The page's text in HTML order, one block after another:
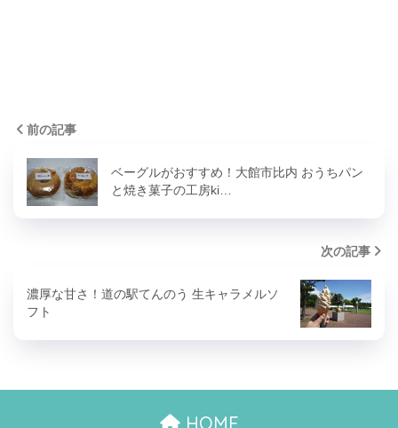
前の記事
ベーグルがおすすめ！大館市比内 おうちパン
と焼き菓子の工房ki…
次の記事
濃厚な甘さ！道の駅てんのう 生キャラメルソ
フト
HOME